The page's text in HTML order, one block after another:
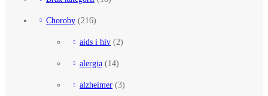
Choroby (216)
aids i hiv (2)
alergia (14)
alzheimer (3)